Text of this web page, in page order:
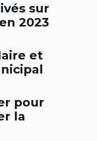
sur
2023
et
pour
la